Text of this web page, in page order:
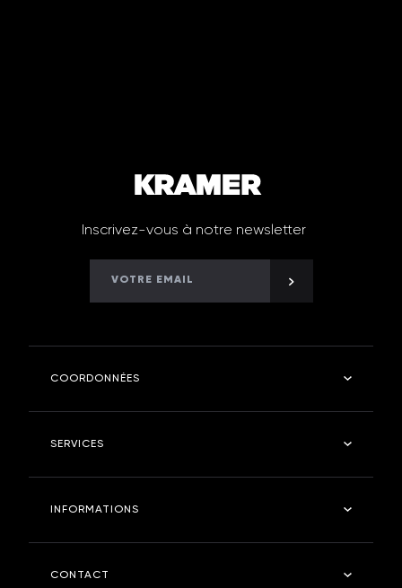
Inscrivez-vous à notre newsletter
COORDONNÉES
Tel : 03 29 87 03 11
SERVICES
Kramer Store
INFORMATIONS
CONTACT